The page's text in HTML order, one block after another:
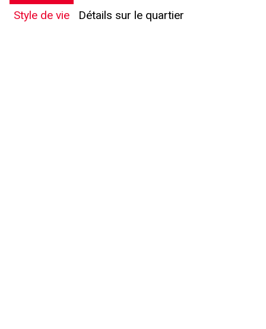
Style de vie Détails sur le quartier